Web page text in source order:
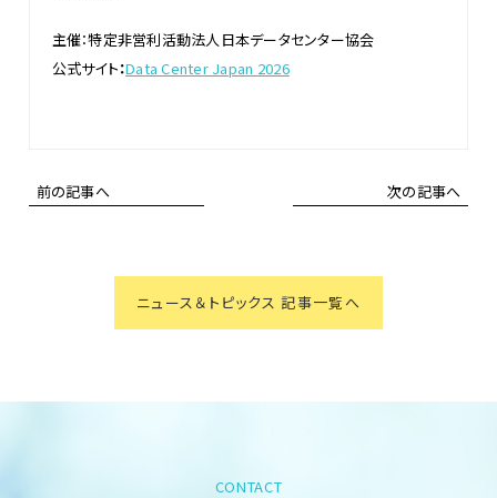
主催：特定非営利活動法人日本データセンター協会
公式サイト：Data Center Japan 2026
前の記事へ
ニュース＆トピックス 記事一覧へ
次の記事へ
CONTACT